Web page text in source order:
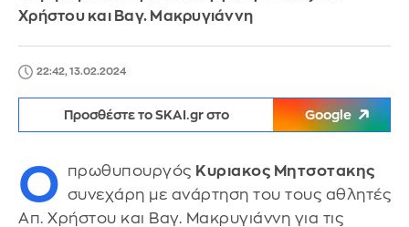
Χρήστου και Βαγ. Μακρυγιάννη
22:42, 13.02.2024
Προσθέστε το SKAI.gr στο Google
Ο πρωθυπουργός Κυριακος Μητσοτακης
συνεχάρη με ανάρτηση του τους αθλητές
Απ. Χρήστου και Βαγ. Μακρυγιάννη για τις